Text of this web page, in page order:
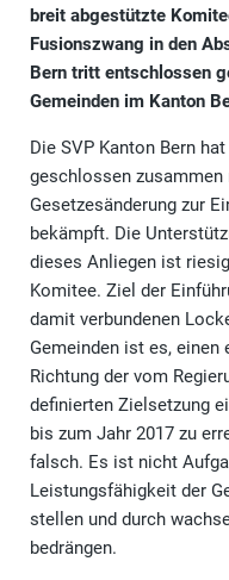
breit abgestützte
Fusionszwang in den
Bern tritt entschlossen
Gemeinden im Kanton
Die SVP Kanton Bern
geschlossen zusammen
Gesetzesänderung zur
bekämpft. Die
dieses Anliegen ist
Komitee. Ziel der
damit verbundenen
Gemeinden ist es,
Richtung der vom
definierten Zielsetzung
bis zum Jahr 2017 zu
falsch. Es ist nicht
Leistungsfähigkeit der
stellen und durch
bedrängen.